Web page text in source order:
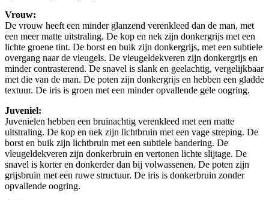
Vrouw:
De vrouw heeft een minder glanzend verenkleed dan de man, met
een meer matte uitstraling. De kop en nek zijn donkergrijs met een
lichte groene tint. De borst en buik zijn donkergrijs, met een subtiele
overgang naar de vleugels. De vleugeldekveren zijn donkergrijs en
minder contrasterend. De snavel is slank en geelachtig, vergelijkbaar
met die van de man. De poten zijn donkergrijs en hebben een gladde
textuur. De iris is groen met een minder opvallende gele oogring.
Juveniel:
Juvenielen hebben een bruinachtig verenkleed met een matte
uitstraling. De kop en nek zijn lichtbruin met een vage streping. De
borst en buik zijn lichtbruin met een subtiele bandering. De
vleugeldekveren zijn donkerbruin en vertonen lichte slijtage. De
snavel is korter en donkerder dan bij volwassenen. De poten zijn
grijsbruin met een ruwe structuur. De iris is donkerbruin zonder
opvallende oogring.